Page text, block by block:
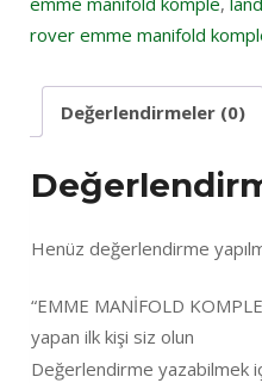
rover emme manifold
Değerlendirmeler (0)
Henüz değerlendirme
“EMME MANİFOLD
yapan ilk kişi siz olun
Değerlendirme yazabilmek